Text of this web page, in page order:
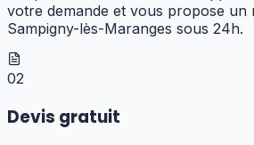
votre demande et vous propose un
Sampigny-lès-Maranges sous 24h.
02
Devis gratuit